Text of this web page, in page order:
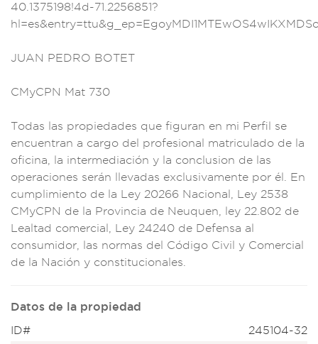
40.1375198!4d-71.2256851?
hl=es&entry=ttu&g_ep=EgoyMDI1MTEwO
JUAN PEDRO BOTET
CMyCPN Mat 730
Todas las propiedades que figuran en mi Perfi l se
encuentran a cargo del profesional matriculado de la
oficina, la intermediación y l a conclusion de l as
operaciones serán llevadas exclusivamente por él. En
cumplimiento de l a Ley 20266 Nacional, Ley 2538
CMyCPN de la Provincia de Neuquen, ley 22. 802 de
Lealtad comercial, Ley 24240 de Defensa al
consumidor, las normas del Código Civil y Comercial
de la Nación y constituciona les.
Datos de la propiedad
ID# 245104-32